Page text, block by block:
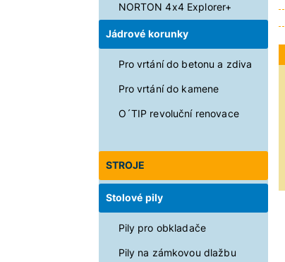
NORTON 4x4 Explorer+
Jádrové korunky
Pro vrtání do betonu a zdiva
Pro vrtání do kamene
O´TIP revoluční renovace
STROJE
Stolové pily
Pily pro obkladače
Pily na zámkovou dlažbu